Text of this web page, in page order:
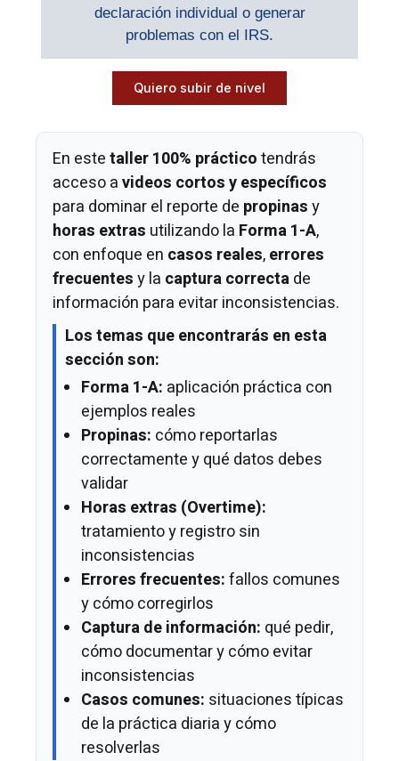
declaración individual o generar
problemas con el IRS.
Quiero subir de nivel
En estetaller 100% prácticotendrás
acceso avideos cortos y específicos
para dominar el reporte de propinasy
horas extras utilizando la Forma 1-A,
con enfoque en casos reales,errores
frecuentesy la captura correctade
información para evitar inconsistencias.
Los temas que encontrarás en esta
sección son:
Forma 1-A: aplicación práctica con
ejemplos reales
Propinas: cómo reportarlas
correctamente y qué datos debes
validar
Horas extras (Overtime):
tratamiento y registro sin
inconsistencias
Errores frecuentes:fallos comunes
y cómo corregirlos
Captura de información: qué pedir,
cómo documentar y cómo evitar
inconsistencias
Casos comunes: situaciones típicas
de la práctica diaria y cómo
resolverlas